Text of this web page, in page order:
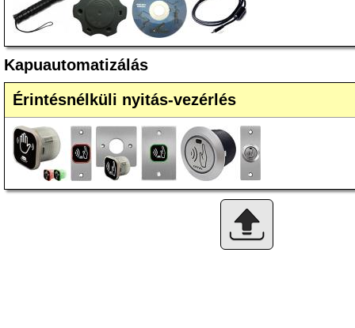
Kapuautomatizálás
Érintésnélküli nyitás-vezérlés